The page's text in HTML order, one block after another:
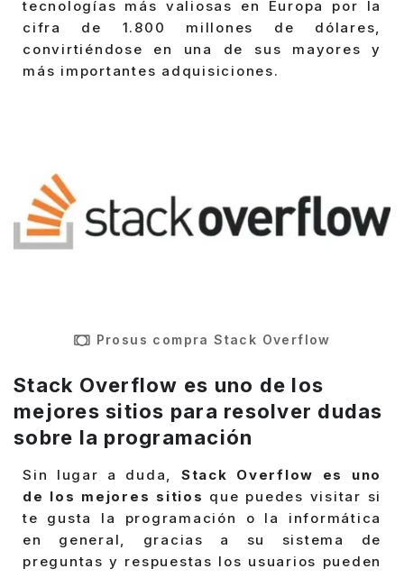
tecnologías más valiosas en Europa por la
cifra de 1.800 millones de dólares,
convirtiéndose en una de sus mayores y
más importantes adquisiciones.
Prosus compra Stack Overflow
Stack Overflow es uno de los
mejores sitios para resolver dudas
sobre la programación
Sin lugar a duda, Stack Overflow es uno
de los mejores sitios que puedes visitar si
te gusta la programación o la informática
en general, gracias a su sistema de
preguntas y respuestas los usuarios pueden